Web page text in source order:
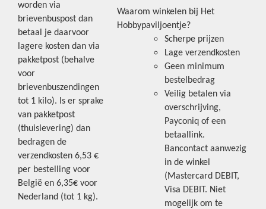
worden via
brievenbuspost dan
betaal je daarvoor
lagere kosten dan via
pakketpost (behalve
voor
brievenbuszendingen
tot 1 kilo). Is er sprake
van pakketpost
(thuislevering) dan
bedragen de
verzendkosten 6,53 €
per bestelling voor
België en 6,35€ voor
Nederland (tot 1 kg).
Waarom winkelen bij Het
Hobbypaviljoentje?
Scherpe prijzen
Lage verzendkosten
Geen minimum
bestelbedrag
Veilig betalen via
overschrijving,
Payconiq of een
betaallink.
Bancontact aanwezig
in de winkel
(Mastercard DEBIT,
Visa DEBIT. Niet
mogelijk om te